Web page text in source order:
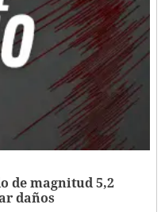
de magnitud 5,2
daños